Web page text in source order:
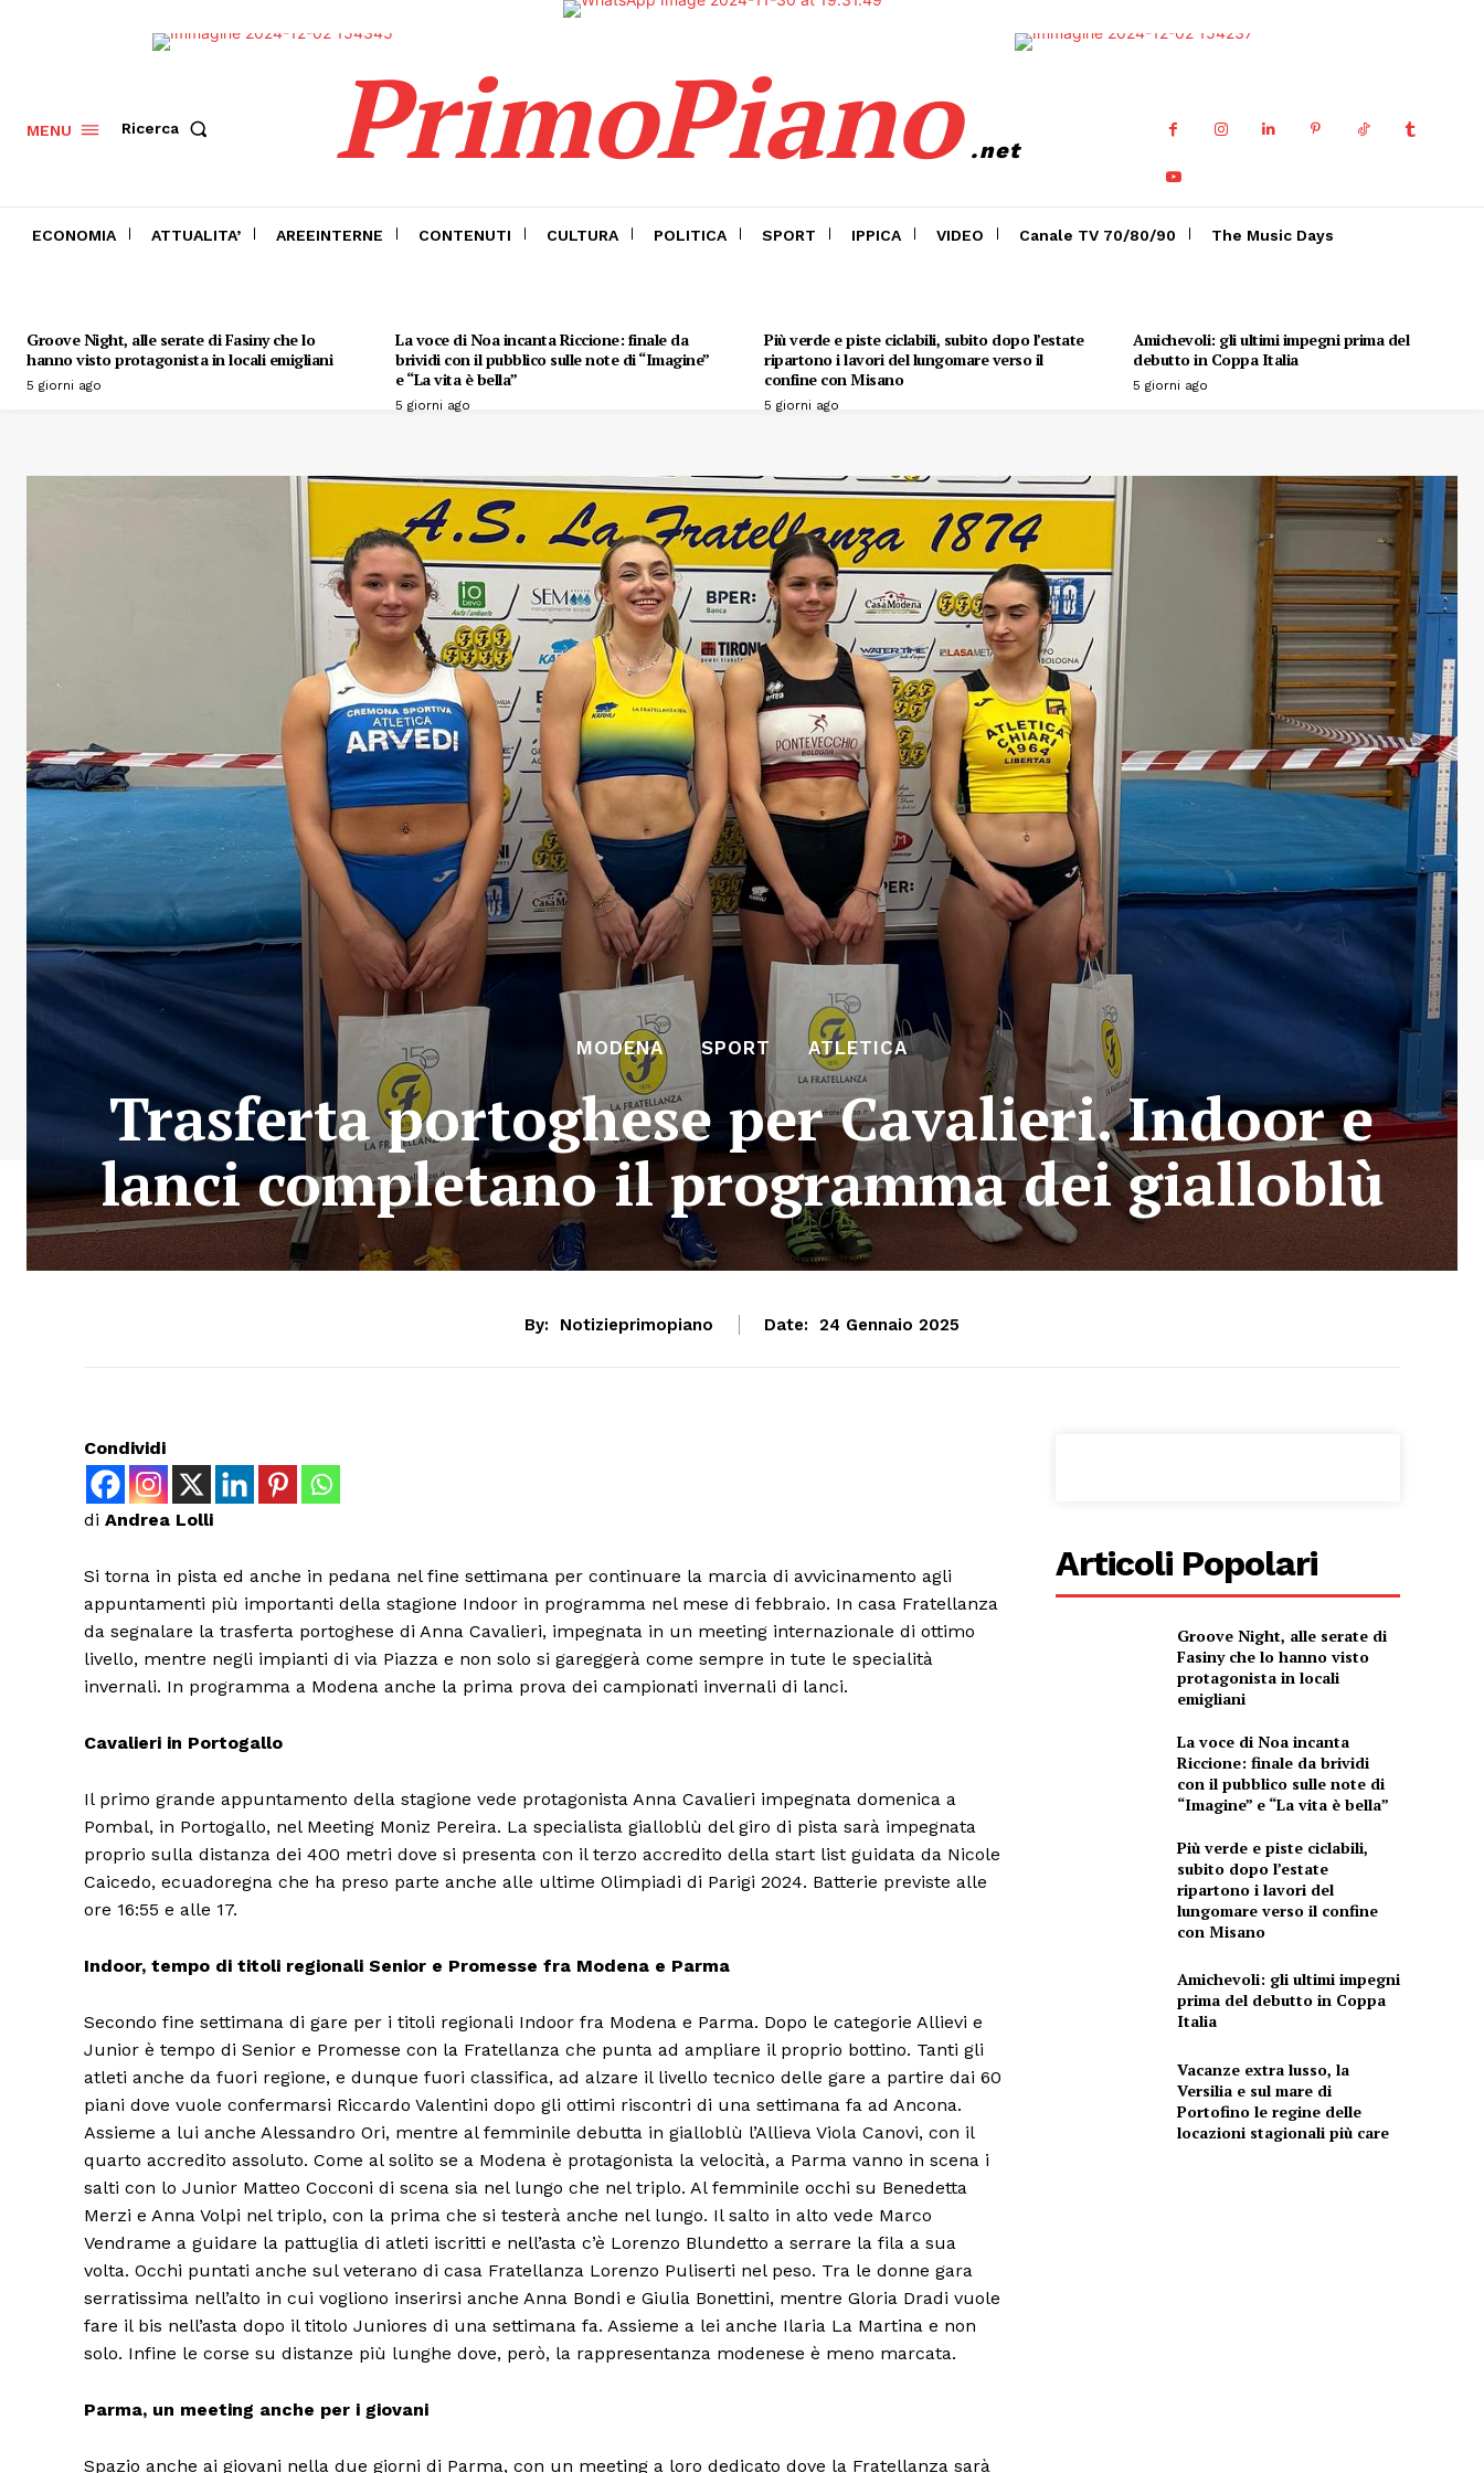
MENU Ricerca PrimoPiano .net
ECONOMIA ATTUALITA’ AREEINTERNE CONTENUTI CULTURA POLITICA SPORT IPPICA VIDEO Canale TV 70/80/90 The Music Days
Groove Night, alle serate di Fasiny che lo
hanno visto protagonista in locali emigliani
5 giorni ago
La voce di Noa incanta Riccione: finale da
brividi con il pubblico sulle note di “Imagine”
e “La vita è bella”
5 giorni ago
Più verde e piste ciclabili, subito dopo l’estate
ripartono i lavori del lungomare verso il
confine con Misano
5 giorni ago
Amichevoli: gli ultimi impegni prima del
debutto in Coppa Italia
5 giorni ago
MODENA SPORT ATLETICA
Trasferta portoghese per Cavalieri. Indoor e
lanci completano il programma dei gialloblù
By: Notizieprimopiano Date: 24 Gennaio 2025
Condividi
di Andrea Lolli
Si torna in pista ed anche in pedana nel fine settimana per continuare la marcia di avvicinamento agli
appuntamenti più importanti della stagione Indoor in programma nel mese di febbraio. In casa Fratellanza
da segnalare la trasferta portoghese di Anna Cavalieri, impegnata in un meeting internazionale di ottimo
livello, mentre negli impianti di via Piazza e non solo si gareggerà come sempre in tute le specialità
invernali. In programma a Modena anche la prima prova dei campionati invernali di lanci.
Cavalieri in Portogallo
Il primo grande appuntamento della stagione vede protagonista Anna Cavalieri impegnata domenica a
Pombal, in Portogallo, nel Meeting Moniz Pereira. La specialista gialloblù del giro di pista sarà impegnata
proprio sulla distanza dei 400 metri dove si presenta con il terzo accredito della start list guidata da Nicole
Caicedo, ecuadoregna che ha preso parte anche alle ultime Olimpiadi di Parigi 2024. Batterie previste alle
ore 16:55 e alle 17.
Indoor, tempo di titoli regionali Senior e Promesse fra Modena e Parma
Secondo fine settimana di gare per i titoli regionali Indoor fra Modena e Parma. Dopo le categorie Allievi e
Junior è tempo di Senior e Promesse con la Fratellanza che punta ad ampliare il proprio bottino. Tanti gli
atleti anche da fuori regione, e dunque fuori classifica, ad alzare il livello tecnico delle gare a partire dai 60
piani dove vuole confermarsi Riccardo Valentini dopo gli ottimi riscontri di una settimana fa ad Ancona.
Assieme a lui anche Alessandro Ori, mentre al femminile debutta in gialloblù l’Allieva Viola Canovi, con il
quarto accredito assoluto. Come al solito se a Modena è protagonista la velocità, a Parma vanno in scena i
salti con lo Junior Matteo Cocconi di scena sia nel lungo che nel triplo. Al femminile occhi su Benedetta
Merzi e Anna Volpi nel triplo, con la prima che si testerà anche nel lungo. Il salto in alto vede Marco
Vendrame a guidare la pattuglia di atleti iscritti e nell’asta c’è Lorenzo Blundetto a serrare la fila a sua
volta. Occhi puntati anche sul veterano di casa Fratellanza Lorenzo Puliserti nel peso. Tra le donne gara
serratissima nell’alto in cui vogliono inserirsi anche Anna Bondi e Giulia Bonettini, mentre Gloria Dradi vuole
fare il bis nell’asta dopo il titolo Juniores di una settimana fa. Assieme a lei anche Ilaria La Martina e non
solo. Infine le corse su distanze più lunghe dove, però, la rappresentanza modenese è meno marcata.
Parma, un meeting anche per i giovani
Spazio anche ai giovani nella due giorni di Parma, con un meeting a loro dedicato dove la Fratellanza sarà
Articoli Popolari
Groove Night, alle serate di
Fasiny che lo hanno visto
protagonista in locali
emigliani
La voce di Noa incanta
Riccione: finale da brividi
con il pubblico sulle note di
“Imagine” e “La vita è bella”
Più verde e piste ciclabili,
subito dopo l’estate
ripartono i lavori del
lungomare verso il confine
con Misano
Amichevoli: gli ultimi impegni
prima del debutto in Coppa
Italia
Vacanze extra lusso, la
Versilia e sul mare di
Portofino le regine delle
locazioni stagionali più care